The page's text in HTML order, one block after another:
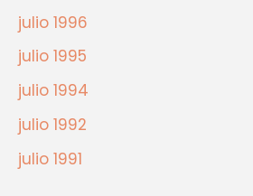
julio 1996
julio 1995
julio 1994
julio 1992
julio 1991